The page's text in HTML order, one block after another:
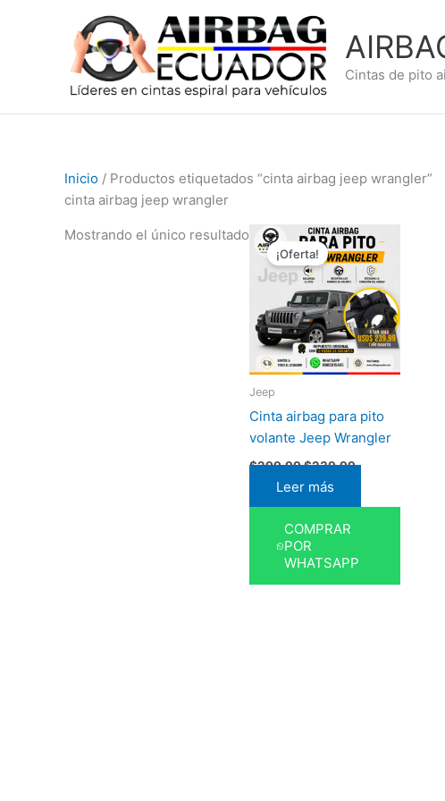
Cintas de pito
Inicio / Productos etiquetados “cinta airbag jeep wrangler”
cinta airbag jeep wrangler
Mostrando el único resultado
¡Oferta!
Jeep
Cinta airbag para pito
volante Jeep Wrangler
$299,99
El
precio
original
era:
$299,99.
$239,99
El
precio
actual
es:
$239,99.
Leer más
COMPRAR
POR
WHATSAPP